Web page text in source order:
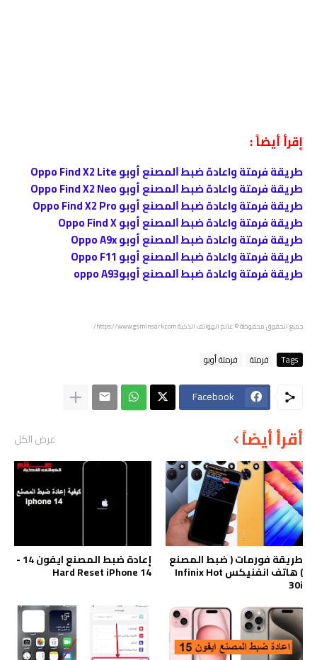
إقرأ أيضاً :
طريقة فرمتة واعادة ﺿﺒﻂ ﺍﻟﻤﺼﻨﻊ أوبو Oppo Find X2 Lite
طريقة فرمتة واعادة ﺿﺒﻂ ﺍﻟﻤﺼﻨﻊ أوبو Oppo Find X2 Neo
طريقة فرمتة واعادة ﺿﺒﻂ ﺍﻟﻤﺼﻨﻊ أوبو Oppo Find X2 Pro
طريقة فرمتة واعادة ﺿﺒﻂ ﺍﻟﻤﺼﻨﻊ أوبو Oppo Find X
طريقة فرمتة واعادة ﺿﺒﻂ ﺍﻟﻤﺼﻨﻊ أوبو Oppo A9x
طريقة فرمتة واعادة ﺿﺒﻂ ﺍﻟﻤﺼﻨﻊ أوبو Oppo F11
طريقة فرمتة واعادة ﺿﺒﻂ ﺍﻟﻤﺼﻨﻊ أوبوoppo A93
جميع الحقوق محفوظة© عالم الهواتف الذكية https://www.gsminsark.com/
Tags فرمتة فرمتة أوبو
Facebook
أقرأ أيضاً عرض الكل
طريقة فورمات ( ضبط المصنع
) هاتف انفنيكس Infinix Hot
30i
إعادة ضبط المصنع ايفون 14 -
Hard Reset iPhone 14